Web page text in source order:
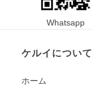
Whatsapp
ケルイについて
ホーム